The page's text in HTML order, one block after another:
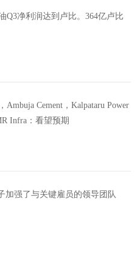
Q3净利润达到卢比。364亿卢比
Ambuja Cement，Kalpataru Power
Infra：看望预期
加强了与关键雇员的领导团队